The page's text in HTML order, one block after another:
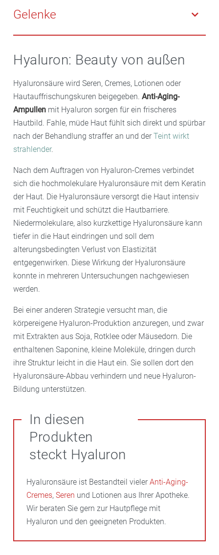
Gehalt unserer Haut ab. Sie erscheint deshalb weniger
Spannkraft. Als Folge entstehen Fältchen.
Durchblick. Durch die Wasserbindefähigkeit des
ausfüllen. Er erhält so seine Augenform, und das Licht
Gleichzeitig wird der Abstand zwischen Hornhaut,
bei, dass wir scharf sehen können.
Gelenke
Hyaluronsäure kommt auch im Knorpel vor. Zellen
besondere Substanz, das synoviale Hyaluron. Im
Gelenk hat die Hyaluronsäure mehrere Aufgaben.
Zum einen wirkt sie bei Gelenkbewegungen wie ein
Schmierfilm. Eine weitere Eigenschaft ist die des
Stoßdämpfers. Der Gelenkknorpel gibt unter
Belastung Wasser ab und nimmt dieses anschließend
wieder auf.
Hyaluron: Beauty von außen
Hyaluronsäure wird Seren, Cremes, Lotionen oder
Hautauffrischungskuren beigegeben. Anti-Aging-
Ampullen mit Hyaluron sorgen für ein frischeres
Hautbild. Fahle, müde Haut fühlt sich direkt und spürbar
nach der Behandlung straffer an und der Teint wirkt
strahlender.
Nach dem Auftragen von Hyaluron-Cremes verbindet
sich die hochmolekulare Hyaluronsäure mit dem Keratin
der Haut. Die Hyaluronsäure versorgt die Haut intensiv
mit Feuchtigkeit und schützt die Hautbarriere.
Niedermolekulare, also kurzkettige Hyaluronsäure kann
tiefer in die Haut eindringen und soll dem
alterungsbedingten Verlust von Elastizität
entgegenwirken. Diese Wirkung der Hyaluronsäure
konnte in mehreren Untersuchungen nachgewiesen
werden.
Bei einer anderen Strategie versucht man, die
körpereigene Hyaluron-Produktion anzuregen, und zwar
mit Extrakten aus Soja, Rotklee oder Mäusedorn. Die
enthaltenen Saponine, kleine Moleküle, dringen durch
ihre Struktur leicht in die Haut ein. Sie sollen dort den
Hyaluronsäure-Abbau verhindern und neue Hyaluron-
Bildung unterstützen.
In diesen
Produkten
steckt Hyaluron
Hyaluronsäure ist Bestandteil vieler Anti-Aging-
Cremes, Seren und Lotionen aus Ihrer Apotheke.
Wir beraten Sie gern zur Hautpflege mit
Hyaluron und den geeigneten Produkten.